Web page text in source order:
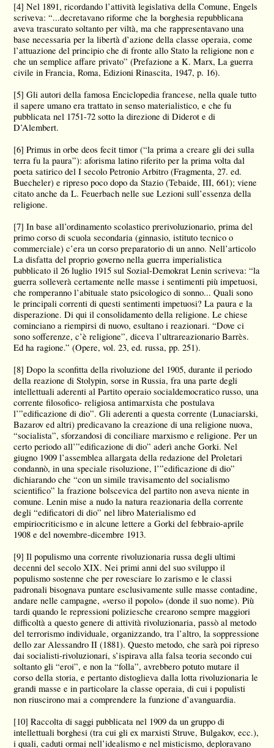
[4] Nel 1891, ricordando l’attività legislativa della Comune, Engels
scriveva: “...decretavano riforme che la borghesia repubblicana
aveva trascurato soltanto per viltà, ma che rappresentavano una
base necessaria per la libertà d’azione della classe operaia, come
l’attuazione del principio che di fronte allo Stato la religione non e
che un semplice affare privato” (Prefazione a K. Marx, La guerra
civile in Francia, Roma, Edizioni Rinascita, 1947, p. 16).
[5] Gli autori della famosa Enciclopedia francese, nella quale tutto
il sapere umano era trattato in senso materialistico, e che fu
pubblicata nel 1751-72 sotto la direzione di Diderot e di
D’Alembert.
[6] Primus in orbe deos fecit timor (“la prima a creare gli dei sulla
terra fu la paura”): aforisma latino riferito per la prima volta dal
poeta satirico del I secolo Petronio Arbitro (Fragmenta, 27. ed.
Buecheler) e ripreso poco dopo da Stazio (Tebaide, III, 661); viene
citato anche da L. Feuerbach nelle sue Lezioni sull’essenza della
religione.
[7] In base all’ordinamento scolastico prerivoluzionario, prima del
primo corso di scuola secondaria (ginnasio, istituto tecnico o
commerciale) c’era un corso preparatorio di un anno. Nell’articolo
La disfatta del proprio governo nella guerra imperialistica
pubblicato il 26 luglio 1915 sul Sozial-Demokrat Lenin scriveva: “la
guerra solleverà certamente nelle masse i sentimenti più impetuosi,
che romperanno l’abituale stato psicologico di sonno... Quali sono
le principali correnti di questi sentimenti impetuosi? La paura e la
disperazione. Di qui il consolidamento della religione. Le chiese
cominciano a riempirsi di nuovo, esultano i reazionari. “Dove ci
sono sofferenze, c’è religione”, diceva l’ultrareazionario Barrès.
Ed ha ragione.” (Opere, vol. 23, ed. russa, pp. 251).
[8] Dopo la sconfitta della rivoluzione del 1905, durante il periodo
della reazione di Stolypin, sorse in Russia, fra una parte degli
intellettuali aderenti al Partito operaio socialdemocratico russo, una
corrente filosofico- religiosa antimarxista che postulava
l’”edificazione di dio”. Gli aderenti a questa corrente (Lunaciarski,
Bazarov ed altri) predicavano la creazione di una religione nuova,
“socialista”, sforzandosi di conciliare marxismo e religione. Per un
certo periodo all’”edificazione di dio” aderì anche Gorki. Nel
giugno 1909 l’assemblea allargata della redazione del Proletari
condannò, in una speciale risoluzione, l’”edificazione di dio”
dichiarando che “con un simile travisamento del socialismo
scientifico” la frazione bolscevica del partito non aveva niente in
comune. Lenin mise a nudo la natura reazionaria della corrente
degli “edificatori di dio” nel libro Materialismo ed
empiriocriticismo e in alcune lettere a Gorki del febbraio-aprile
1908 e del novembre-dicembre 1913.
[9] Il populismo una corrente rivoluzionaria russa degli ultimi
decenni del secolo XIX. Nei primi anni del suo sviluppo il
populismo sostenne che per rovesciare lo zarismo e le classi
padronali bisognava puntare esclusivamente sulle masse contadine,
andare nelle campagne, «verso il popolo» (donde il suo nome). Più
tardi quando le repressioni poliziesche crearono sempre maggiori
difficoltà a questo genere di attività rivoluzionaria, passò al metodo
del terrorismo individuale, organizzando, tra l’altro, la soppressione
dello zar Alessandro II (1881). Questo metodo, che sarà poi ripreso
dai socialisti-rivoluzionari, s’ispirava alla falsa teoria secondo cui
soltanto gli “eroi”, e non la “folla”, avrebbero potuto mutare il
corso della storia, e pertanto distoglieva dalla lotta rivoluzionaria le
grandi masse e in particolare la classe operaia, di cui i populisti
non riuscirono mai a comprendere la funzione d’avanguardia.
[10] Raccolta di saggi pubblicata nel 1909 da un gruppo di
intellettuali borghesi (tra cui gli ex marxisti Struve, Bulgakov, ecc.),
i quali, caduti ormai nell’idealismo e nel misticismo, deploravano